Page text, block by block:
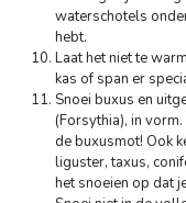
waterschotels
hebt.
Laat het niet te
kas of span er
Snoei buxus en
(Forsythia), in
de buxusmot! Ook
liguster, taxus,
het snoeien op dat